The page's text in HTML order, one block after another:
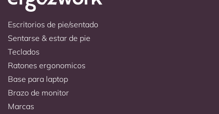
Escritorios de pie/sentado
Sentarse & estar de pie
Teclados
Ratones ergonomicos
Base para laptop
Brazo de monitor
Marcas